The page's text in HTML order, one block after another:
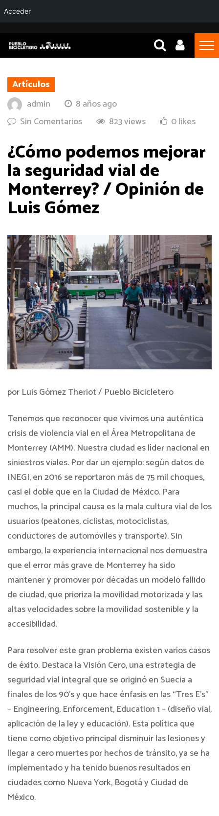
Artículos
admin
8 años ago
Sin Comentarios
823 views 0 likes
¿Cómo podemos mejorar
la seguridad vial de
Monterrey? / Opinión de
Luis Gómez
por Luis Gómez Theriot / Pueblo Bicicletero
Tenemos que reconocer que vivimos una auténtica
crisis de violencia vial en el Área Metropolitana de
Monterrey (AMM). Nuestra ciudad es líder nacional en
siniestros viales. Por dar un ejemplo: según datos de
INEGI, en 2016 se reportaron más de 75 mil choques,
casi el doble que en la Ciudad de México. Para
muchos, la principal causa es la mala cultura vial de los
usuarios (peatones, ciclistas, motociclistas,
conductores de automóviles y transporte). Sin
embargo, la experiencia internacional nos demuestra
que el error más grave de Monterrey ha sido
mantener y promover por décadas un modelo fallido
de ciudad, que prioriza la movilidad motorizada y las
altas velocidades sobre la movilidad sostenible y la
accesibilidad.
Para resolver este gran problema existen varios casos
de éxito. Destaca la Visión Cero, una estrategia de
seguridad vial integral que se originó en Suecia a
finales de los 90’s y que hace énfasis en las “Tres E’s”
– Engineering, Enforcement, Education 1 – (diseño vial,
aplicación de la ley y educación). Esta política que
tiene como objetivo principal disminuir las lesiones y
llegar a cero muertes por hechos de tránsito, ya se ha
implementado y ha tenido buenos resultados en
ciudades como Nueva York, Bogotá y Ciudad de
México.
Acceder